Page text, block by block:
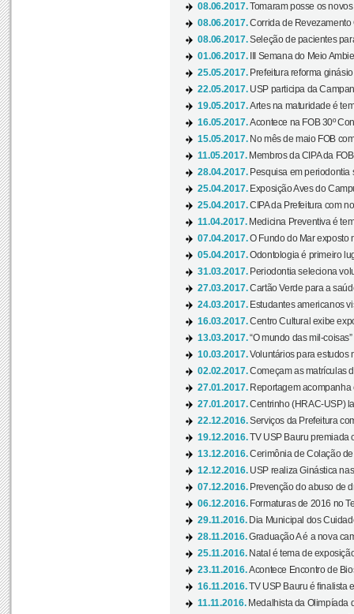
08.06.2017.Tomaram posse os
08.06.2017.Corrida de Revezamento
08.06.2017.Seleção de pacientes
01.06.2017.
III Semana do Meio
25.05.2017. Prefeitura reforma
22.05.2017. USP participa da
19.05.2017.Artes na maturidade é
16.05.2017.Acontece na FOB 30º
15.05.2017. No mês de maio FOB
11.05.2017. Membros da CIPA da
28.04.2017. Pesquisa em periodontia
25.04.2017. Exposição Aves do
25.04.2017.CIPA da Prefeitura com
11.04.2017. Medicina Preventiva é
07.04.2017.O Fundo do Mar exposto
05.04.2017.Odontologia é primeiro
31.03.2017. Periodontia seleciona
27.03.2017.Cartão Verde para a
24.03.2017. Estudantes americanos
16.03.2017.Centro Cultural exibe
13.03.2017.“O mundo das mil-
10.03.2017.Voluntários para estudos
02.02.2017.Começam as matrículas
27.01.2017. Reportagem
27.01.2017.Centrinho (HRAC-USP)
22.12.2016.Serviços da Prefeitura
19.12.2016.TV USP Bauru premiada
13.12.2016.Cerimônia de Colação
12.12.2016. USP realiza Ginástica
07.12.2016. Prevenção do abuso de
06.12.2016. Formaturas de 2016 no
29.11.2016. Dia Municipal dos
28.11.2016.Graduação A é a nova
25.11.2016. Natal é tema de
23.11.2016.Acontece Encontro de
16.11.2016.TV USP Bauru é finalista
11.11.2016. Medalhista da Olimpíada